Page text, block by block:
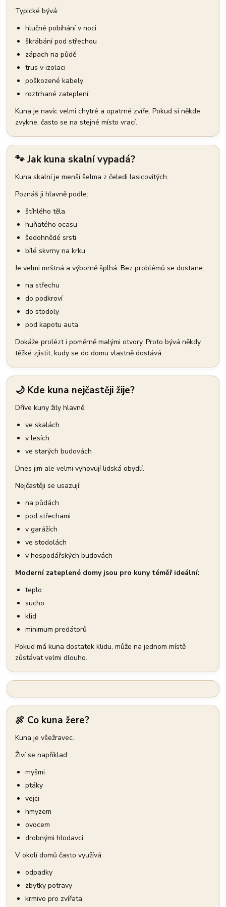
Typické bývá:
hlučné pobíhání v noci
škrábání pod střechou
zápach na půdě
trus v izolaci
poškozené kabely
roztrhané zateplení
Kuna je navíc velmi chytré a opatrné zvíře. Pokud si někde
zvykne, často se na stejné místo vrací.
🐾 Jak kuna skalní vypadá?
Kuna skalní je menší šelma z čeledi lasicovitých.
Poznáš ji hlavně podle:
štíhlého těla
huňatého ocasu
šedohnědé srsti
bílé skvrny na krku
Je velmi mrštná a výborně šplhá. Bez problémů se dostane:
na střechu
do podkroví
do stodoly
pod kapotu auta
Dokáže prolézt i poměrně malými otvory. Proto bývá někdy
těžké zjistit, kudy se do domu vlastně dostává.
🌙 Kde kuna nejčastěji žije?
Dříve kuny žily hlavně:
ve skalách
v lesích
ve starých budovách
Dnes jim ale velmi vyhovují lidská obydlí.
Nejčastěji se usazují:
na půdách
pod střechami
v garážích
ve stodolách
v hospodářských budovách
Moderní zateplené domy jsou pro kuny téměř ideální:
teplo
sucho
klid
minimum predátorů
Pokud má kuna dostatek klidu, může na jednom místě
zůstávat velmi dlouho.
🍖 Co kuna žere?
Kuna je všežravec.
Živí se například:
myšmi
ptáky
vejci
hmyzem
ovocem
drobnými hlodavci
V okolí domů často využívá:
odpadky
zbytky potravy
krmivo pro zvířata